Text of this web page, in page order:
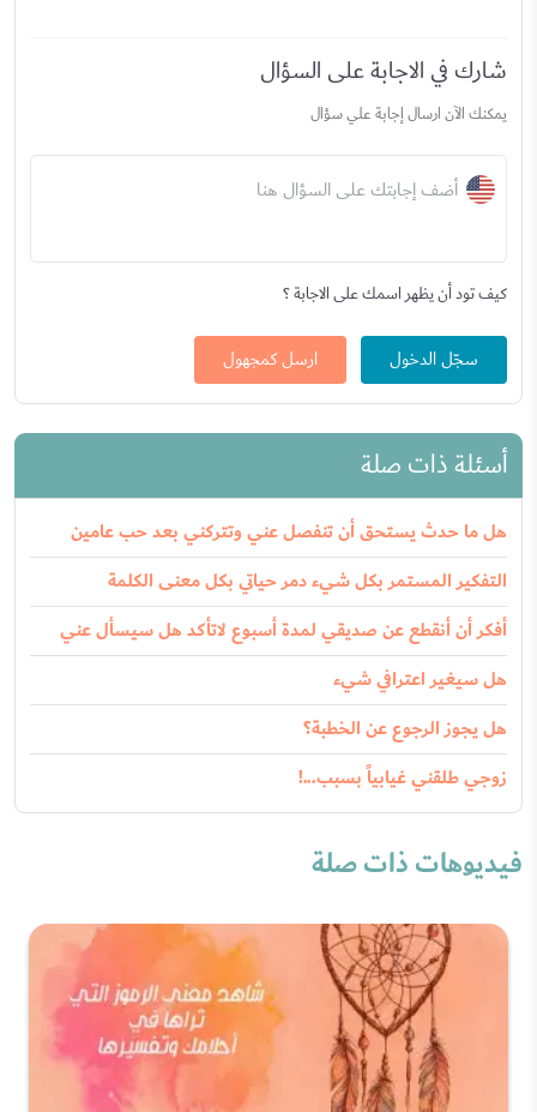
شارك في الاجابة على السؤال
يمكنك الآن ارسال إجابة علي سؤال
أضف إجابتك على السؤال هنا
كيف تود أن يظهر اسمك على الاجابة ؟
سجّل الدخول ارسل كمجهول
أسئلة ذات صلة
هل ما حدث يستحق أن تنفصل عني وتتركني بعد حب عامين
التفكير المستمر بكل شيء دمر حياتي بكل معنى الكلمة
أفكر أن أنقطع عن صديقي لمدة أسبوع لاتأكد هل سيسأل عني
هل سيغير اعترافي شيء
هل يجوز الرجوع عن الخطبة؟
زوجي طلقني غيابياً بسبب...!
فيديوهات ذات صلة